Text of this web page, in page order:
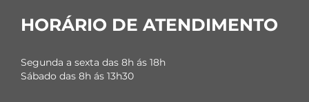
HORÁRIO DE ATENDIMENTO
Segunda a sexta das 8h ás 18h
Sábado das 8h ás 13h30